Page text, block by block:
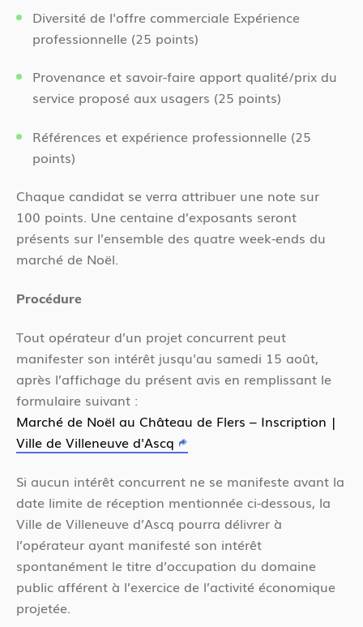
Diversité de l'offre commerciale Expérience
professionnelle (25 points)
Provenance et savoir-faire apport qualité/prix du
service proposé aux usagers (25 points)
Références et expérience professionnelle (25
points)
Chaque candidat se verra attribuer une note sur
100 points. Une centaine d’exposants seront
présents sur l’ensemble des quatre week-ends du
marché de Noël.
Procédure
Tout opérateur d’un projet concurrent peut
manifester son intérêt jusqu'au samedi 15 août,
après l’affichage du présent avis en remplissant le
formulaire suivant :
Marché de Noël au Château de Flers – Inscription |
Ville de Villeneuve d'Ascq
Si aucun intérêt concurrent ne se manifeste avant la
date limite de réception mentionnée ci-dessous, la
Ville de Villeneuve d’Ascq pourra délivrer à
l’opérateur ayant manifesté son intérêt
spontanément le titre d’occupation du domaine
public afférent à l’exercice de l’activité économique
projetée.